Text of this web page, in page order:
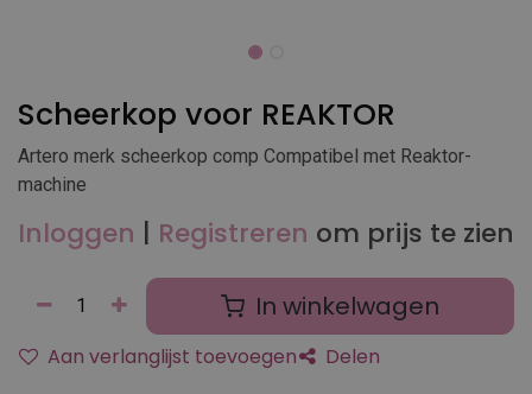
Scheerkop voor REAKTOR
Artero merk scheerkop comp Compatibel met Reaktor-
machine
Inloggen | Registreren om prijs te zien
In winkelwagen
Aan verlanglijst toevoegen Delen